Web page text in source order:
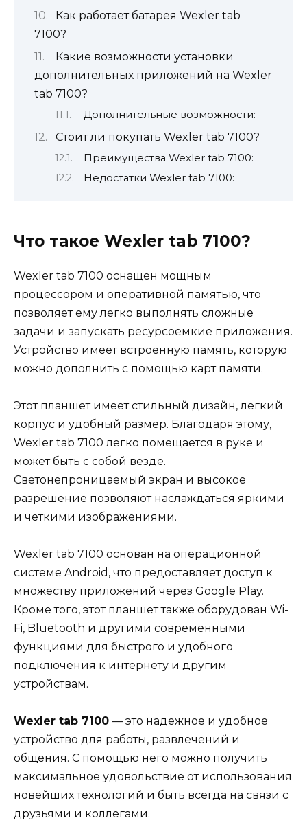
Как работает батарея Wexler tab
7100?
Какие возможности установки
дополнительных приложений на Wexler
tab 7100?
Дополнительные возможности:
Стоит ли покупать Wexler tab 7100?
Преимущества Wexler tab 7100:
Недостатки Wexler tab 7100:
Что такое Wexler tab 7100?
Wexler tab 7100 оснащен мощным
процессором и оперативной памятью, что
позволяет ему легко выполнять сложные
задачи и запускать ресурсоемкие приложения.
Устройство имеет встроенную память, которую
можно дополнить с помощью карт памяти.
Этот планшет имеет стильный дизайн, легкий
корпус и удобный размер. Благодаря этому,
Wexler tab 7100 легко помещается в руке и
может быть с собой везде.
Светонепроницаемый экран и высокое
разрешение позволяют наслаждаться яркими
и четкими изображениями.
Wexler tab 7100 основан на операционной
системе Android, что предоставляет доступ к
множеству приложений через Google Play.
Кроме того, этот планшет также оборудован Wi-
Fi, Bluetooth и другими современными
функциями для быстрого и удобного
подключения к интернету и другим
устройствам.
Wexler tab 7100 — это надежное и удобное
устройство для работы, развлечений и
общения. С помощью него можно получить
максимальное удовольствие от использования
новейших технологий и быть всегда на связи с
друзьями и коллегами.